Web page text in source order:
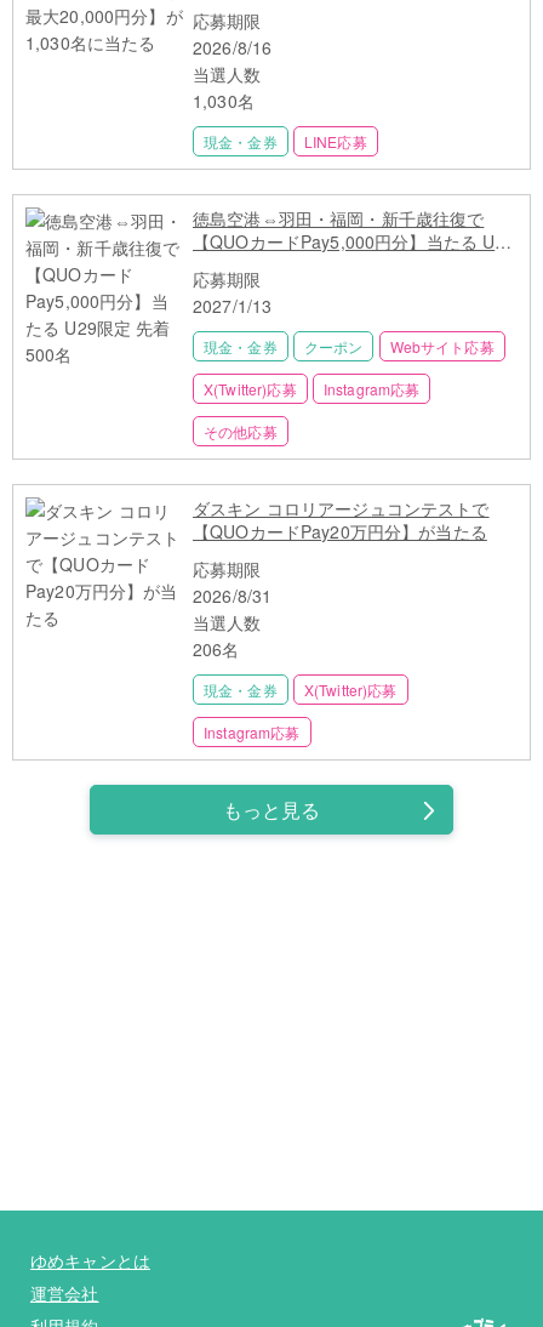
応募期限
2026/8/16
当選人数
1,030名
現金・金券 LINE応募
徳島空港⇔羽田・福岡・新千歳往復で
【QUOカードPay5,000円分】当たる U29
応募期限
2027/1/13
現金・金券 クーポン Webサイト応募
X(Twitter)応募 Instagram応募
その他応募
ダスキン コロリアージュコンテストで
【QUOカードPay20万円分】が当たる
応募期限
2026/8/31
当選人数
206名
現金・金券 X(Twitter)応募
Instagram応募
もっと見る
ゆめキャンとは
運営会社